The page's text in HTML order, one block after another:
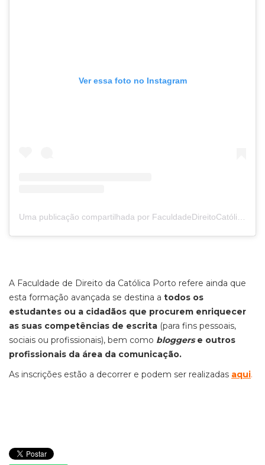
Ver essa foto no Instagram
Uma publicação compartilhada por FaculdadeDireitoCatólicaPorto (@direitocatolicaporto)
A Faculdade de Direito da Católica Porto refere ainda que
esta formação avançada se destina a todos os
estudantes ou a cidadãos que procurem enriquecer
as suas competências de escrita (para fins pessoais,
sociais ou profissionais), bem como bloggerse outros
profissionais da área da comunicação.
As inscrições estão a decorrer e podem ser realizadas aqui.